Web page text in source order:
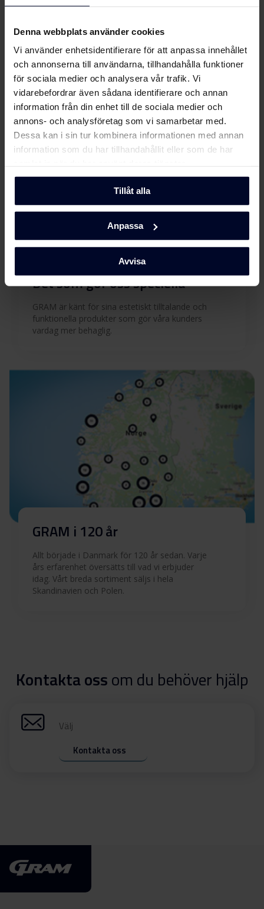
Denna webbplats använder cookies
Vi använder enhetsidentifierare för att anpassa innehållet
och annonserna till användarna, tillhandahålla funktioner
för sociala medier och analysera vår trafik. Vi
vidarebefordrar även sådana identifierare och annan
information från din enhet till de sociala medier och
annons- och analysföretag som vi samarbetar med.
Dessa kan i sin tur kombinera informationen med annan
information som du har tillhandahållit eller som de har
Tillåt alla
Anpassa
Avvisa
T
Ladda ner alla (10) Ladda ner utvalda
och funktionella hushållsapparater med
tidlös skandinavisk design för att göra dem unika.
Läs mer här
Det som gör oss speciella
GRAM är känt för sina estetiskt tilltalande och
funktionella produkter som gör våra kunders
vardag mer behaglig.
GRAM i 120 år
Allt började i Danmark för 120 år sedan. Varje
års erfarenhet översätts till vad vi erbjuder
idag. Vårt breda sortiment säljs i hela
Skandinavien och Polen.
Kontakta ossom du behöver hjälp
Välj
Kontakta oss